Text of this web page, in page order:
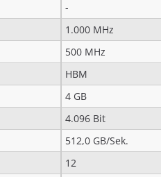
-
1.000 MHz
500 MHz
HBM
4 GB
4.096 Bit
512,0 GB/Sek.
12